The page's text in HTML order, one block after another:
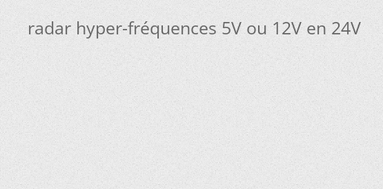
radar hyper-fréquences 5V ou 12V en 24V